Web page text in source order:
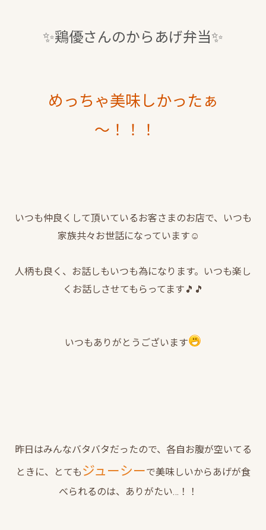
✨鶏優さんのからあげ弁当✨
めっちゃ美味しかったぁ
～！！！
いつも仲良くして頂いているお客さまのお店で、いつも
家族共々お世話になっています☺️
人柄も良く、お話しもいつも為になります。いつも楽し
くお話しさせてもらってます🎵🎵
いつもありがとうございます
昨日はみんなバタバタだったので、各自お腹が空いてる
ときに、とても ジューシーで美味しいからあげが食
べられるのは、ありがたい…！！